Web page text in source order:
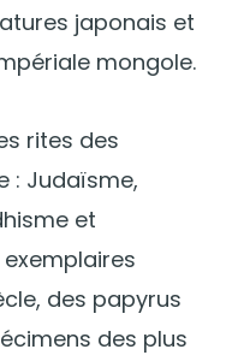
japonais et
mongole.
rites des
: Judaïsme,
et
des papyrus
des plus